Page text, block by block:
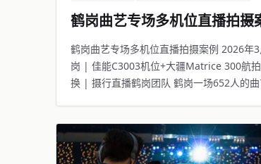
鹤岗曲艺专场多机位直播拍摄
鹤岗曲艺专场多机位直播拍摄案例 2026年
岗 | 佳能C3003机位+大疆Matrice 300航
换 | 摄行直播鹤岗团队 鹤岗一场652人的曲